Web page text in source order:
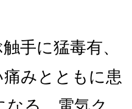
手に猛毒有、
みとともに患